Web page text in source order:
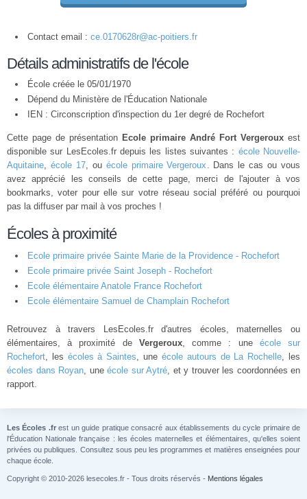
Contact email : ce.0170628r@ac-poitiers.fr
Détails administratifs de l'école
École créée le 05/01/1970
Dépend du Ministère de l'Éducation Nationale
IEN : Circonscription d'inspection du 1er degré de Rochefort
Cette page de présentation Ecole primaire André Fort Vergeroux est
disponible sur LesEcoles.fr depuis les listes suivantes : école Nouvelle-
Aquitaine, école 17, ou école primaire Vergeroux . Dans le cas ou vous
avez apprécié les conseils de cette page, merci de l'ajouter à vos
bookmarks, voter pour elle sur votre réseau social préféré ou pourquoi
pas la diffuser par mail à vos proches !
Écoles à proximité
Ecole primaire privée Sainte Marie de la Providence - Rochefort
Ecole primaire privée Saint Joseph - Rochefort
Ecole élémentaire Anatole France Rochefort
Ecole élémentaire Samuel de Champlain Rochefort
Retrouvez à travers LesEcoles.fr d'autres écoles, maternelles ou
élémentaires, à proximité de Vergeroux, comme : une école sur
Rochefort, les écoles à Saintes, une école autours de La Rochelle, les
écoles dans Royan, une école sur Aytré, et y trouver les coordonnées en
rapport.
Les Écoles .frest un guide pratique consacré aux établissements du cycle primaire de
l'Éducation Nationale française : les écoles maternelles et élémentaires, qu'elles soient
privées ou publiques. Consultez sous peu les programmes et matières enseignées pour
chaque école.
Copyright © 2010-2026 lesecoles.fr - Tous droits réservés - Mentions légales